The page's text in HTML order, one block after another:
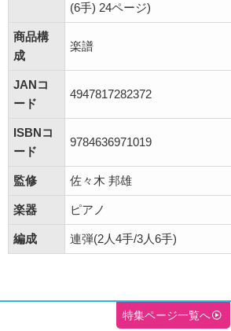
(6手) 24ページ)
商品構
成
楽譜
JANコ
ード
4947817282372
ISBNコ
ード
9784636971019
監修 佐々木 邦雄
楽器 ピアノ
編成 連弾(2人4手/3人6手)
特集ページ一覧へ